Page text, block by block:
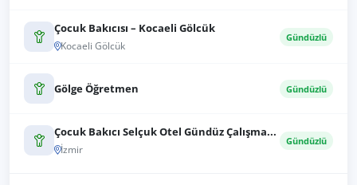
Çocuk Bakıcısı – Kocaeli Gölcük
Kocaeli Gölcük
Gündüzlü
Gölge Öğretmen Gündüzlü
Çocuk Bakıcı Selçuk Otel Gündüz Çalışma...
İzmir
Gündüzlü